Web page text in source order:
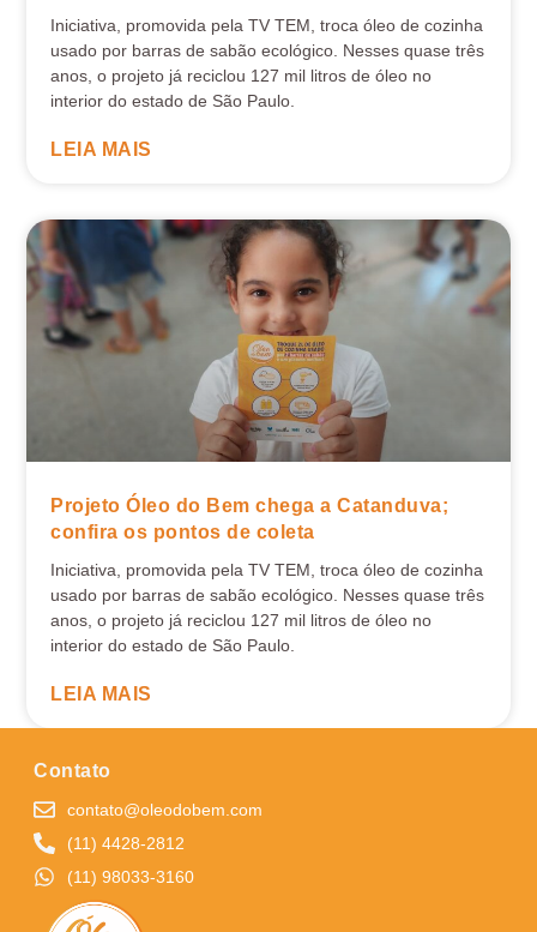
Iniciativa, promovida pela TV TEM, troca óleo de cozinha
usado por barras de sabão ecológico. Nesses quase três
anos, o projeto já reciclou 127 mil litros de óleo no
interior do estado de São Paulo.
LEIA MAIS
Projeto Óleo do Bem chega a Catanduva;
confira os pontos de coleta
Iniciativa, promovida pela TV TEM, troca óleo de cozinha
usado por barras de sabão ecológico. Nesses quase três
anos, o projeto já reciclou 127 mil litros de óleo no
interior do estado de São Paulo.
LEIA MAIS
Contato
contato@oleodobem.com
(11) 4428-2812
(11) 98033-3160